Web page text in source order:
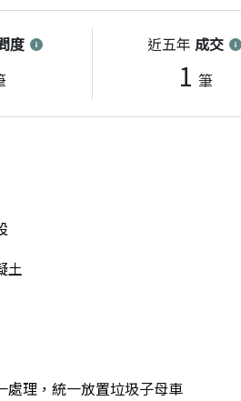
度 近五年 成交
1 筆
土
處理，統一放置垃圾子母車